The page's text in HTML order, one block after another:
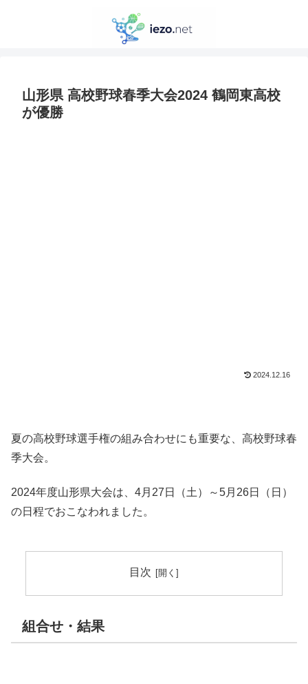
山形県 高校野球春季大会2024 鶴岡東高校
が優勝
2024.12.16
夏の高校野球選手権の組み合わせにも重要な、高校野球春
季大会。
2024年度山形県大会は、4月27日（土）～5月26日（日）
の日程でおこなわれました。
目次
組合せ・結果